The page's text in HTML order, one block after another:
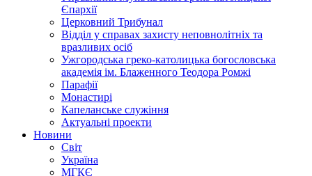
Єпархії
Церковний Трибунал
Відділ у справах захисту неповнолітніх та
вразливих осіб
Ужгородська греко-католицька богословська
академія ім. Блаженного Теодора Ромжі
Парафії
Монастирі
Капеланське служіння
Актуальні проекти
Новини
Світ
Україна
МГКЄ